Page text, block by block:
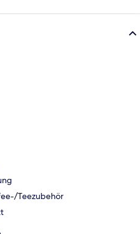
Teezubehör